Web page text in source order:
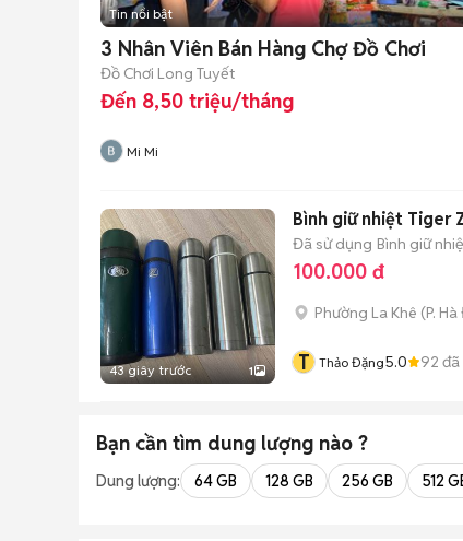
Tin nổi bật
3 Nhân Viên Bán Hàng Chợ Đồ Chơi
Đồ Chơi Long Tuyết
Đến 8,50 triệu/tháng
Mi Mi
43 giây trước 1
Bình giữ nhiệt Tiger
Đã sử dụng Bình giữ
100.000 đ
Phường La Khê (P.
T Thảo Đặng5.0 92 đã
Bạn cần tìm dung lượng nào ?
Dung lượng: 64 GB 128 GB 256 GB 512